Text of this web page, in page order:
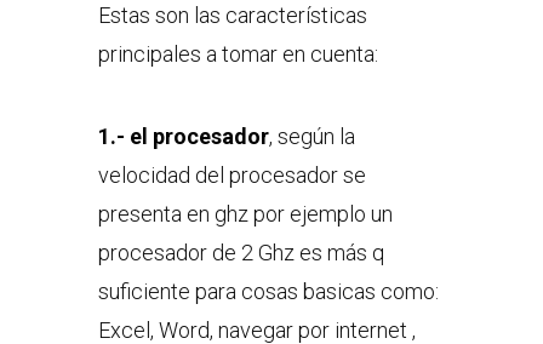
Estas son las características
principales a tomar en cuenta:
1.- el procesador, según la
velocidad del procesador se
presenta en ghz por ejemplo un
procesador de 2 Ghz es más q
suficiente para cosas basicas como:
Excel, Word, navegar por internet ,